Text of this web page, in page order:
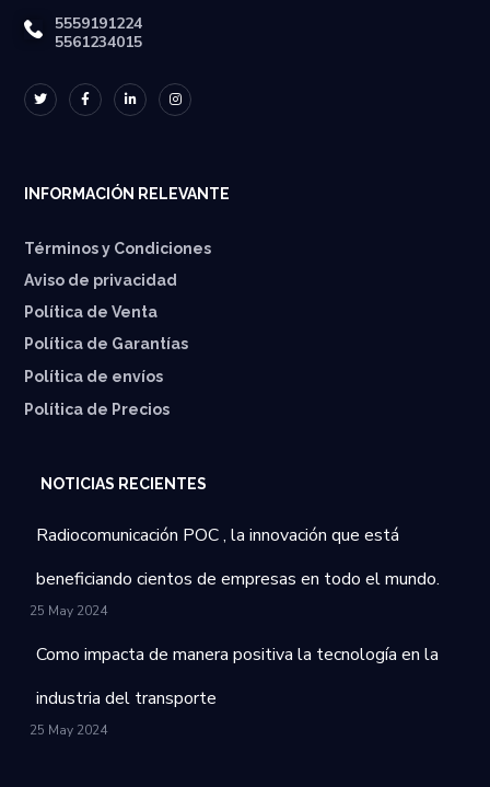
5559191224
5561234015
INFORMACIÓN RELEVANTE
Términos y Condiciones
Aviso de privacidad
Política de Venta
Política de Garantías
⁠Política de envíos
Política de Precios
NOTICIAS RECIENTES
Radiocomunicación POC , la innovación que está
beneficiando cientos de empresas en todo el mundo.
25 May 2024
Como impacta de manera positiva la tecnología en la
industria del transporte
25 May 2024